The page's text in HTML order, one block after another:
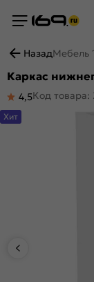
НазадМебель
Каркас
4,5Код товара:
Хит